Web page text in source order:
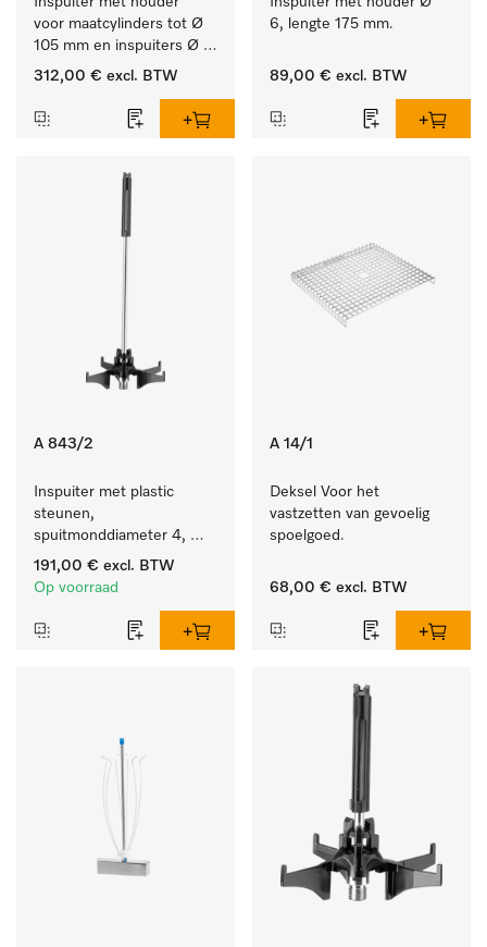
voor maatcylinders tot Ø
105 mm en inspuiters Ø
8, lengte 320 mm.
312,00 € excl. BTW
6, lengte 175 mm.
89,00 € excl. BTW
A 843/2
Inspuiter met plastic
steunen,
spuitmonddiameter 4,
lengte 185 mm, 10 stuks
191,00 € excl. BTW
Op voorraad
A 14/1
Deksel Voor het
vastzetten van gevoelig
spoelgoed.
68,00 € excl. BTW